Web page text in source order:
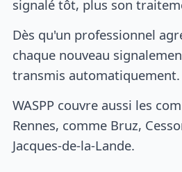
signalé tôt, plus son
Dès qu'un professionnel
chaque nouveau
transmis automatiquement.
WASPP couvre aussi les
Rennes, comme Bruz,
Jacques-de-la-Lande.